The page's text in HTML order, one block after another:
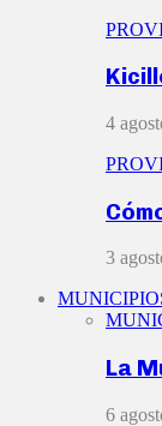
4
3
La
6